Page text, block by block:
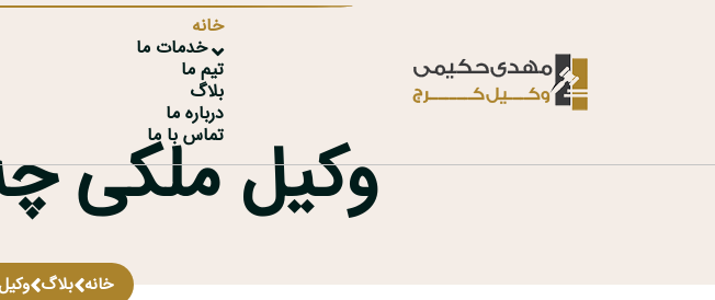
خانه
خدمات ما
تیم ما
بلاگ
درباره ما
تماس با ما
وکیل ملکی
خانه بلاگ